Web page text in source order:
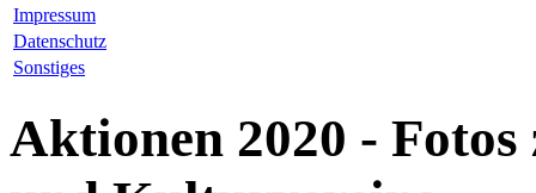
Impressum
Datenschutz
Sonstiges
Aktionen 2020 -